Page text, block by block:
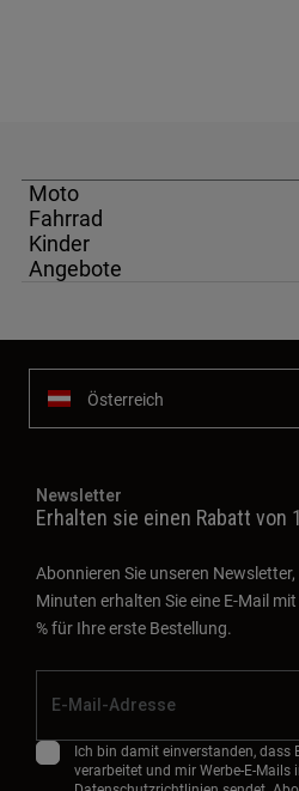
Moto
Fahrrad
Kinder
Angebote
Österreich
Newsletter
Erhalten sie einen Rabatt von
Abonnieren Sie unseren
Minuten erhalten Sie eine E-Mail
% für Ihre erste Bestellung.
Ich bin damit einverstanden, dass
verarbeitet und mir Werbe-E-